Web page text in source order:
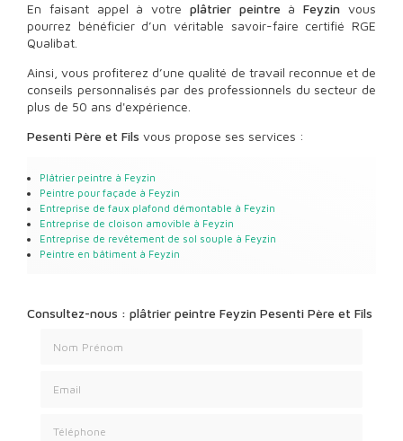
En faisant appel à votre plâtrier peintre àFeyzin vous
pourrez bénéficier d’un véritable savoir-faire certifié RGE
Qualibat.
Ainsi, vous profiterez d’une qualité de travail reconnue et de
conseils personnalisés par des professionnels du secteur de
plus de 50 ans d'expérience.
Pesenti Père et Fils vous propose ses services :
Plâtrier peintre à Feyzin
Peintre pour façade à Feyzin
Entreprise de faux plafond démontable à Feyzin
Entreprise de cloison amovible à Feyzin
Entreprise de revêtement de sol souple​​​​​​​ à Feyzin
Peintre en bâtiment​​​​​​​ à Feyzin
Consultez-nous : plâtrier peintre Feyzin Pesenti Père et Fils